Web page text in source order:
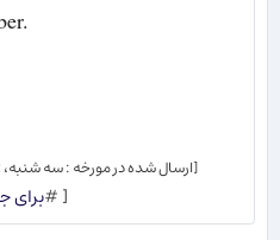
[ارسال شده در مورخه : سه شنبه، 2 خرداد، 1396 توسط
[ #برای